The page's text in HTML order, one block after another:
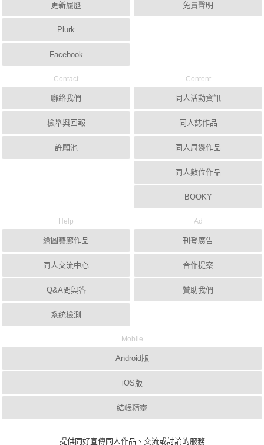
更新履歷
Plurk
Facebook
免責聲明
Contact
聯絡我們
檢舉與回報
許願池
Content
同人活動資訊
同人誌作品
同人周邊作品
同人數位作品
BOOKY
Help
繪圖藝廊作品
同人交流中心
Q&A問與答
系統檢測
Ad
刊登廣告
合作提案
贊助我們
Mobile
Android版
iOS版
結帳精靈
提供同好宣傳同人作品、交流或討論的服務